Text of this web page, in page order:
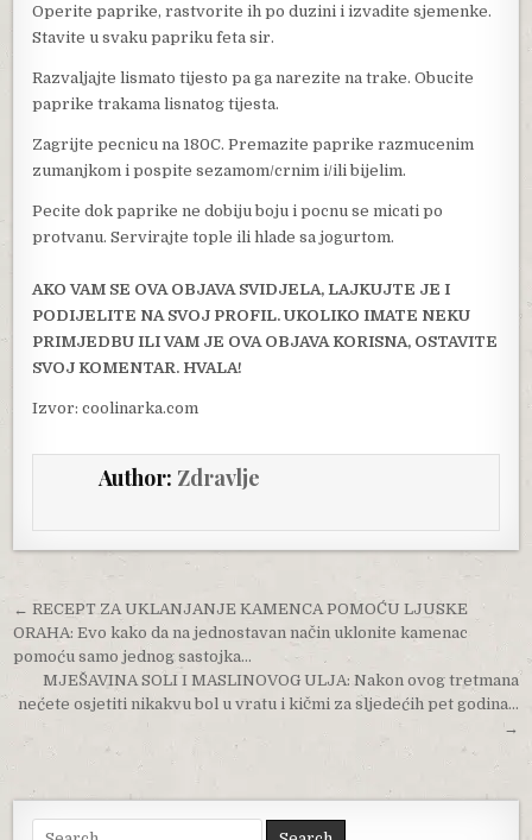
Operite paprike, rastvorite ih po duzini i izvadite sjemenke.
Stavite u svaku papriku feta sir.
Razvaljajte lismato tijesto pa ga narezite na trake. Obucite
paprike trakama lisnatog tijesta.
Zagrijte pecnicu na 180C. Premazite paprike razmucenim
zumanjkom i pospite sezamom/crnim i/ili bijelim.
Pecite dok paprike ne dobiju boju i pocnu se micati po
protvanu. Servirajte tople ili hlade sa jogurtom.
AKO VAM SE OVA OBJAVA SVIDJELA, LAJKUJTE JE I
PODIJELITE NA SVOJ PROFIL. UKOLIKO IMATE NEKU
PRIMJEDBU ILI VAM JE OVA OBJAVA KORISNA, OSTAVITE
SVOJ KOMENTAR. HVALA!
Izvor: coolinarka.com
Author: Zdravlje
Post navigation
← RECEPT ZA UKLANJANJE KAMENCA POMOĆU LJUSKE
ORAHA: Evo kako da na jednostavan način uklonite kamenac
pomoću samo jednog sastojka…
MJEŠAVINA SOLI I MASLINOVOG ULJA: Nakon ovog tretmana
nećete osjetiti nikakvu bol u vratu i kičmi za sljedećih pet godina…
→
Search for: